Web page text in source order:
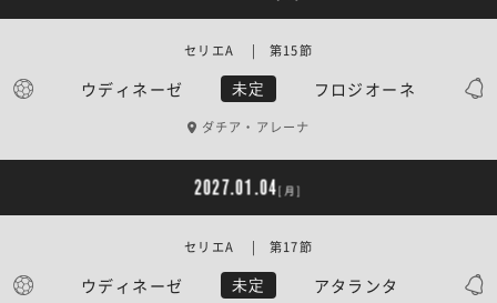
ウディネーゼ 未定 フロジオーネ
セリエA | 第15節
ダチア・アレーナ
2027.01.04[月]
ウディネーゼ 未定 アタランタ
セリエA | 第17節